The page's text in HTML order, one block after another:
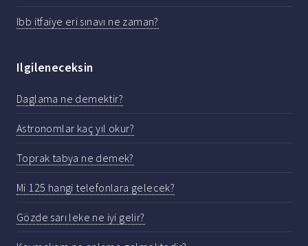
Ibb itfaiye eri sınavı ne zaman?
Ilgileneceksin
Daglama ne demektir?
Astronomlar kaç yıl okur?
Toprak tabya ne demek?
Mi 125 hangi telefonlara gelecek?
Gözde sarı leke ne iyi gelir?